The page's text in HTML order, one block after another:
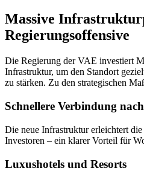
Massive
Regierungsoffensive
Die Regierung der VAE investiert
Infrastruktur, um den Standort
zu stärken. Zu den strategischen
Schnellere Verbindung
Die neue Infrastruktur erleichtert
Investoren – ein klarer Vorteil für
Luxushotels und Resorts